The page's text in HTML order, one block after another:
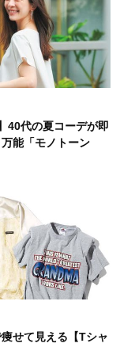
スタイルも、服も
代、夏の「甘めト
〉
きちんと感」も
ールインワン】最
のコツは「バッグ
昇華
40代の夏コーデが即
能「モノトーン
せて見える【Tシャ